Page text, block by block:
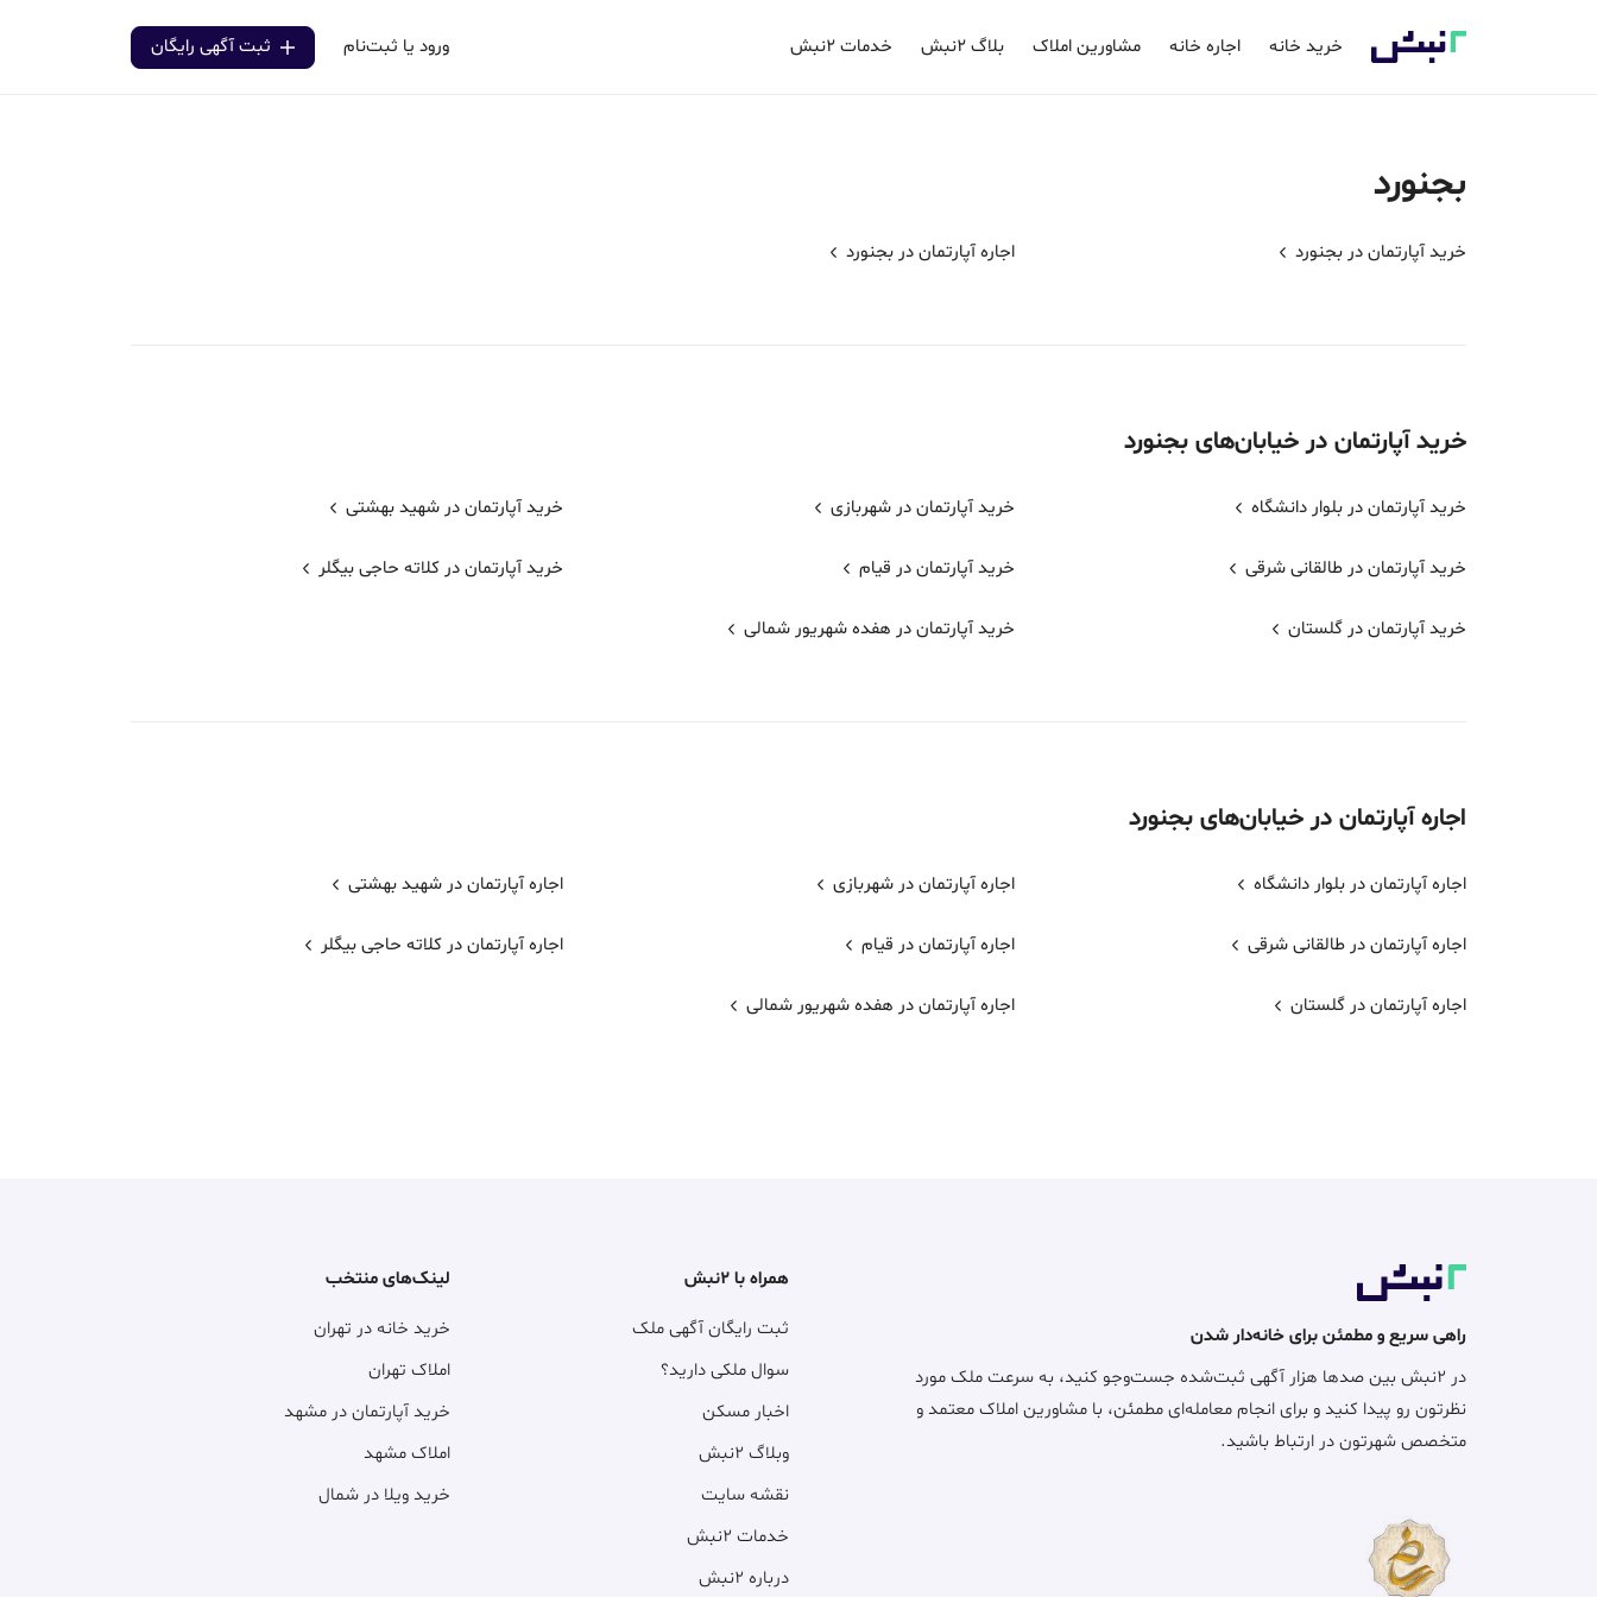
خرید خانه اجاره خانه مشاورین املاک بلاگ ۲نبش خدمات ۲نبش ورود یا ثبت‌نام ثبت آگهی رایگان
بجنورد
خرید آپارتمان در بجنورد اجاره آپارتمان در بجنورد
خرید آپارتمان در خیابان‌های بجنورد
خرید آپارتمان در بلوار دانشگاه خرید آپارتمان در شهربازی خرید آپارتمان در شهید بهشتی
خرید آپارتمان در طالقانی شرقی خرید آپارتمان در قیام خرید آپارتمان در کلاته حاجی بیگلر
خرید آپارتمان در گلستان خرید آپارتمان در هفده شهریور شمالی
اجاره آپارتمان در خیابان‌های بجنورد
اجاره آپارتمان در بلوار دانشگاه اجاره آپارتمان در شهربازی اجاره آپارتمان در شهید بهشتی
اجاره آپارتمان در طالقانی شرقی اجاره آپارتمان در قیام اجاره آپارتمان در کلاته حاجی بیگلر
اجاره آپارتمان در گلستان اجاره آپارتمان در هفده شهریور شمالی
راهی سریع و مطمئن برای خانه‌دار شدن
در ۲نبش بین صدها هزار آگهی ثبت‌شده جست‌وجو کنید، به سرعت ملک مورد
نظرتون رو پیدا کنید و برای انجام معامله‌ای مطمئن، با مشاورین املاک معتمد و
متخصص شهرتون در ارتباط باشید.
همراه با ۲نبش
ثبت رایگان آگهی ملک
سوال ملکی دارید؟
اخبار مسکن
وبلاگ ۲نبش
نقشه سایت
خدمات ۲نبش
درباره ۲نبش
لینک‌های منتخب
خرید خانه در تهران
املاک تهران
خرید آپارتمان در مشهد
املاک مشهد
خرید ویلا در شمال